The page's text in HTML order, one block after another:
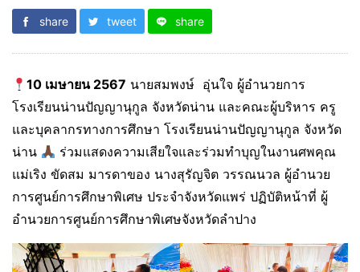
share tweet share
10 เมษายน 2567 นายสมพงษ์ อุ่นใจ ผู้อำนวยการ
โรงเรียนน่านปัญญานุกูล จังหวัดน่าน และคณะผู้บริหาร ครู
และบุคลากรทางการศึกษา โรงเรียนน่านปัญญานุกูล จังหวัด
น่าน
ร่วมแสดงความเสียใจและร่วมทำบุญในงานศพคุณ
แม่เริง ขัดสม มารดาของ นางสุรัญจิต วรรณนวล ผู้อำนวย
การศูนย์การศึกษาพิเศษ ประจำจังหวัดแพร่ ปฏิบัติหน้าที่ ผู้
อำนวยการศูนย์การศึกษาพิเศษจังหวัดลำปาง